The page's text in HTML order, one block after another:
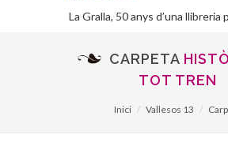
La Gralla, 50 anys d’una llibreria
CARPETA
TOT TREN
Inici Vallesos 13